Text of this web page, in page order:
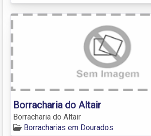
Borracharia do Altair
Borracharia do Altair
Borracharias em Dourados